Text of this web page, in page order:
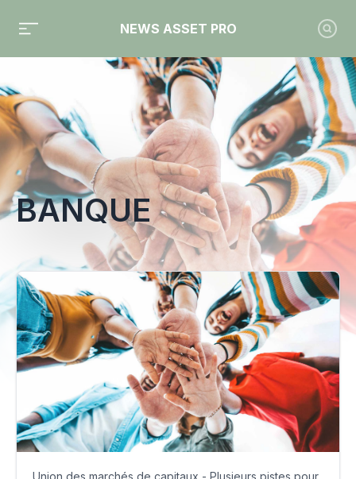
NEWS ASSET PRO
Toute l'actualité sur le tag "Banque"
BANQUE
Union des marchés de capitaux - Plusieurs pistes pour